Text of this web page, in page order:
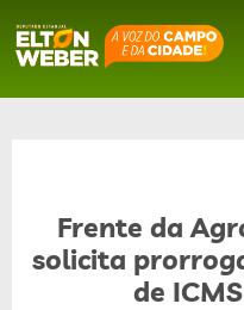
Frente da
solicita
de